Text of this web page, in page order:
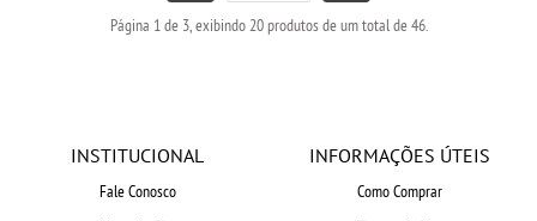
Página 1 de 3, exibindo 20 produtos de um total de 46.
INSTITUCIONAL
Fale Conosco
INFORMAÇÕES ÚTEIS
Como Comprar